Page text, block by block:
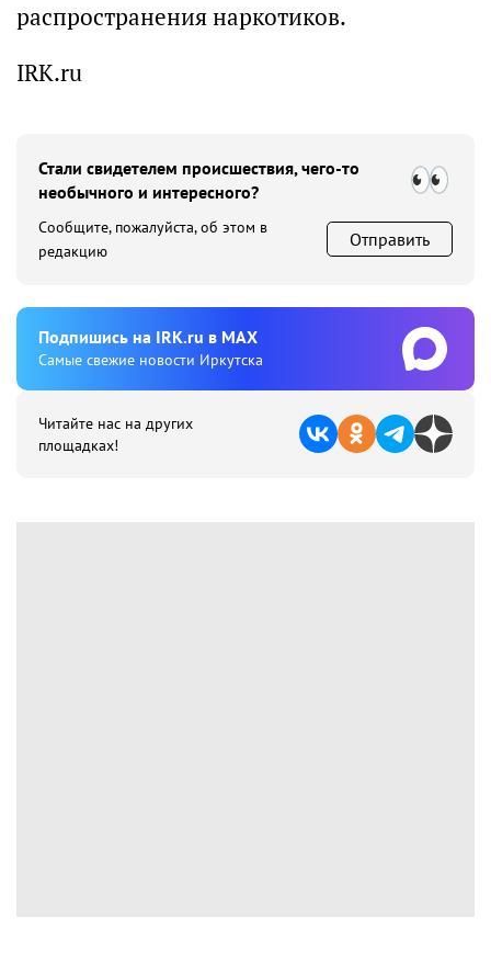
распространения наркотиков.
IRK.ru
Стали свидетелем происшествия, чего-то
необычного и интересного?
Сообщите, пожалуйста, об этом в
редакцию
Отправить
Подпишиcь на IRK.ru в MAX
Cамые свежие новости Иркутска
Читайте нас на других
площадках!